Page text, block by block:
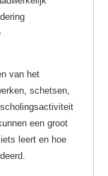
van het
schetsen,
een groot
leert en hoe